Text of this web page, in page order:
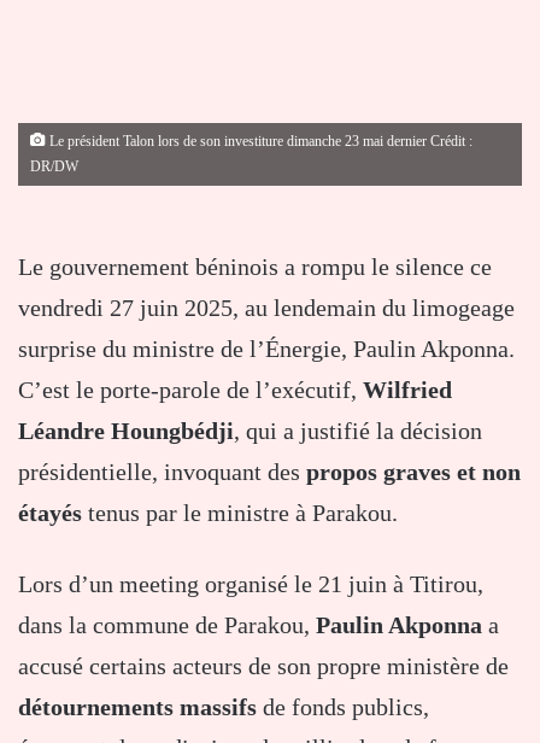
Le président Talon lors de son investiture dimanche 23 mai dernier Crédit :
DR/DW
Le gouvernement béninois a rompu le silence ce
vendredi 27 juin 2025, au lendemain du limogeage
surprise du ministre de l’Énergie, Paulin Akponna.
C’est le porte-parole de l’exécutif, Wilfried
Léandre Houngbédji, qui a justifié la décision
présidentielle, invoquant des propos graves et non
étayés tenus par le ministre à Parakou.
Lors d’un meeting organisé le 21 juin à Titirou,
dans la commune de Parakou, Paulin Akponna a
accusé certains acteurs de son propre ministère de
détournements massifs de fonds publics,